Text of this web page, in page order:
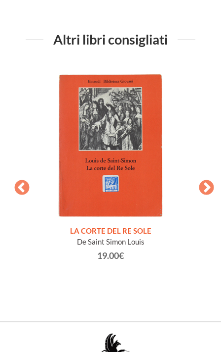
Altri libri consigliati
LA CORTE DEL RE SOLE
De Saint Simon Louis
19.00€